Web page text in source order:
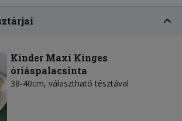
Kinder Maxi Kinges
óriáspalacsinta
38-40cm, választható tésztával